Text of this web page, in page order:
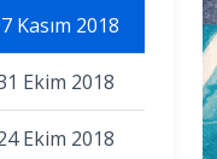
Kasım 2018
Ekim 2018
Ekim 2018